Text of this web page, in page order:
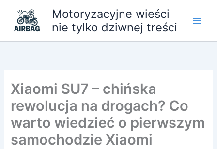
treści
Motoryzacyjne wieści
nie tylko dziwnej treści
Xiaomi SU7 – chińska
rewolucja na drogach? Co
warto wiedzieć o pierwszym
samochodzie Xiaomi